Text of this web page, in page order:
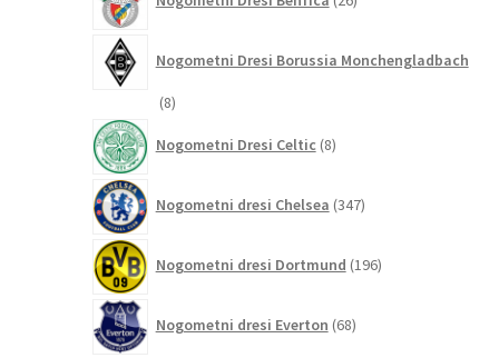
izdelkov
Nogometni Dresi Borussia Monchengladbach
88
Nogometni Dresi Celtic 8izdelkov
Nogometni dresi Chelsea 347izdelkov
Nogometni dresi Dortmund 196izdelkov
Nogometni dresi Everton 68izdelkov